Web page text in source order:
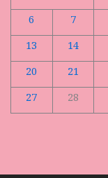
6
7
13
14
20
21
27
28